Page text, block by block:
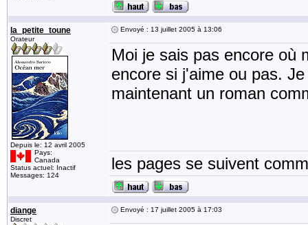
la_petite_toune
Orateur
Depuis le: 12 avril 2005
Pays:
Canada
Status actuel: Inactif
Messages: 124
Envoyé : 13 juillet 2005 à 13:06
Moi je sais pas encore où
encore si j'aime ou pas.
maintenant un roman
les pages se suivent
diange
Discret
Envoyé : 17 juillet 2005 à 17:03